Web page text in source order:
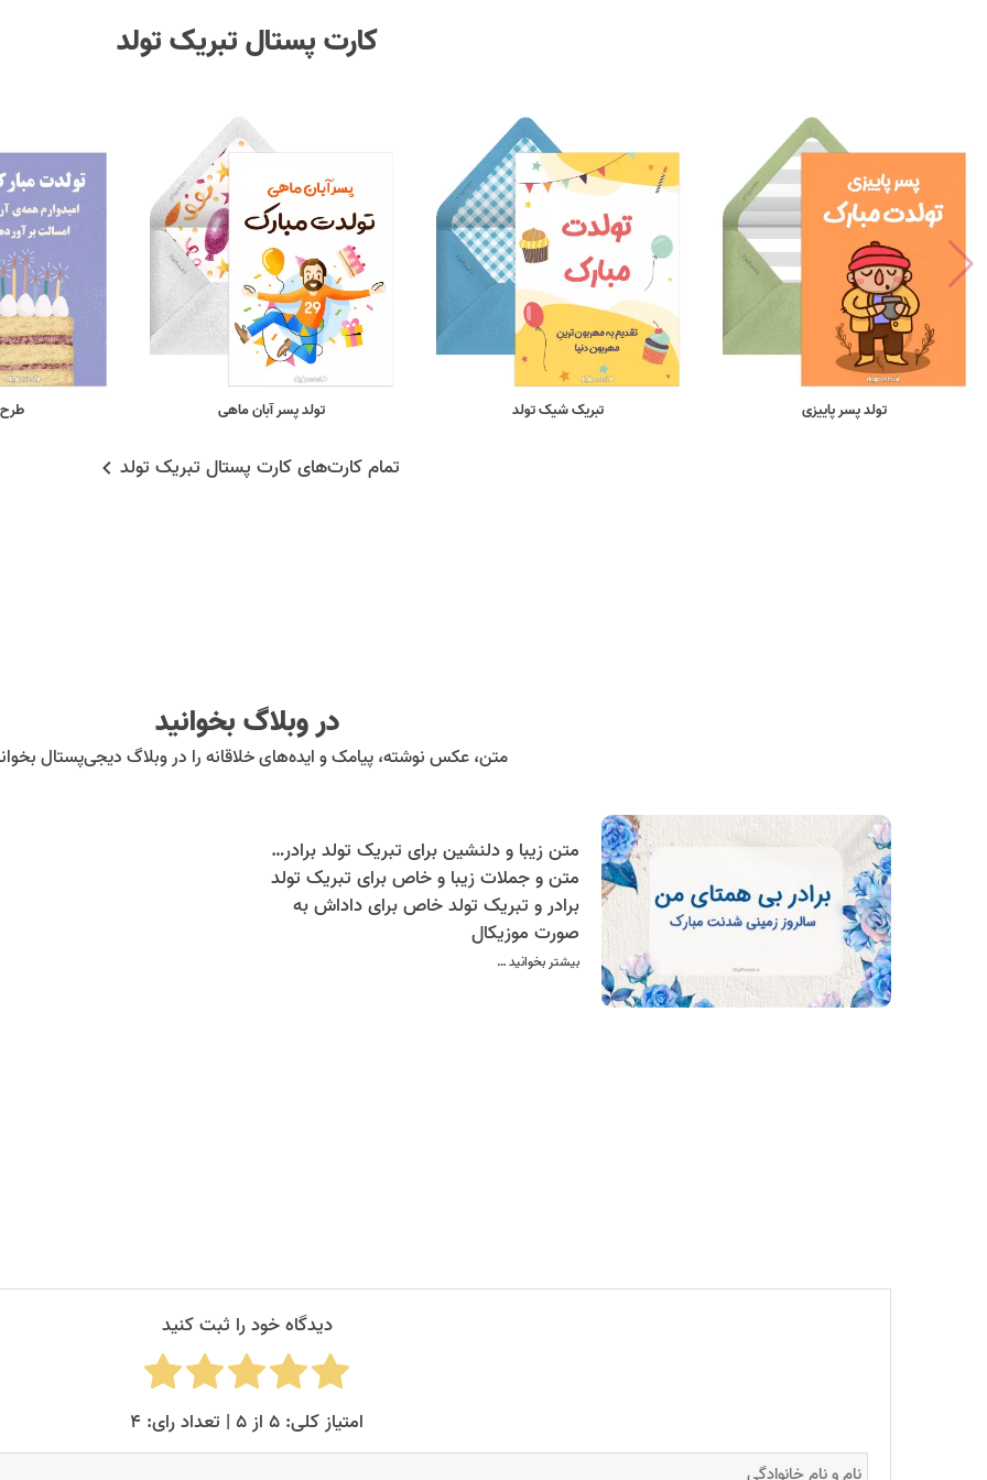
کارت پستال تبریک تولد
تولد پسر پاییزی تبریک شیک تولد تولد پسر آبان ماهی
تمام کارت‌های کارت پستال تبریک تولد
در وبلاگ بخوانید
متن، عکس نوشته، پیامک و ایده‌های خلاقانه را در وبلاگ دیجی‌پستال
متن زیبا و دلنشین برای تبریک تولد برادر و گلچین بهترین متن های تبریک تولد برادر
متن و جملات زیبا و خاص برای تبریک تولد
برادر و تبریک تولد خاص برای داداش به
صورت موزیکال
بیشتر بخوانید …
دیدگاه خود را ثبت کنید
امتیاز کلی: ۵ از ۵ | تعداد رای: ۴